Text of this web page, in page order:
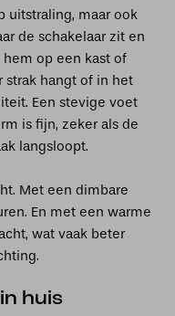
uitstraling, maar ook
de schakelaar zit en
hem op een kast of
strak hangt of in het
Een stevige voet
is fijn, zeker als de
langsloopt.
Met een dimbare
En met een warme
wat vaak beter
huis